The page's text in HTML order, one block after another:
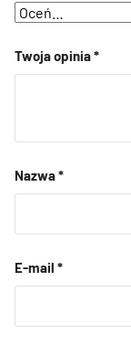
Twoja opinia*
Nazwa*
E-mail *